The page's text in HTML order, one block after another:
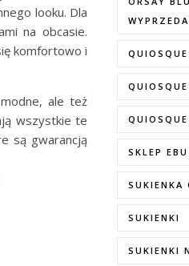
looku. Dla
na obcasie.
komfortowo i
ale też
wszystkie te
są gwarancją
QUIOSQUE
SKLEP
SUKIENKA
SUKIENKI
SUKIENKI